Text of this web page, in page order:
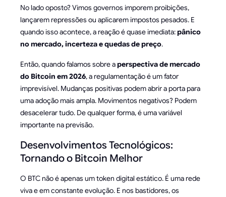
No lado oposto? Vimos governos imporem proibições,
lançarem repressões ou aplicarem impostos pesados. E
quando isso acontece, a reação é quase imediata:pânico
no mercado, incerteza e quedas de preço.
Então, quando falamos sobre aperspectiva de mercado
do Bitcoin em 2026, a regulamentação é um fator
imprevisível. Mudanças positivas podem abrir a porta para
uma adoção mais ampla. Movimentos negativos? Podem
desacelerar tudo. De qualquer forma, é uma variável
importante na previsão.
Desenvolvimentos Tecnológicos:
Tornando o Bitcoin Melhor
O BTC não é apenas um token digital estático. É uma rede
viva e em constante evolução. E nos bastidores, os